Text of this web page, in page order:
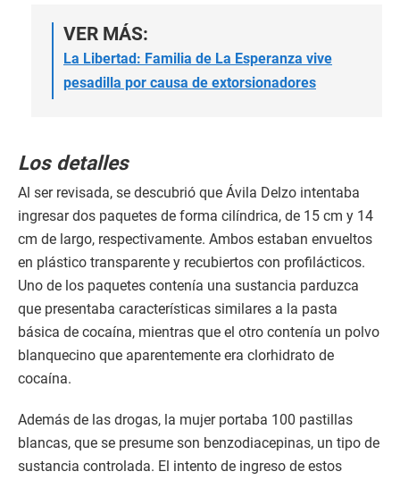
VER MÁS:
La Libertad: Familia de La Esperanza vive
pesadilla por causa de extorsionadores
Los detalles
Al ser revisada, se descubrió que Ávila Delzo intentaba
ingresar dos paquetes de forma cilíndrica, de 15 cm y 14
cm de largo, respectivamente. Ambos estaban envueltos
en plástico transparente y recubiertos con profilácticos.
Uno de los paquetes contenía una sustancia parduzca
que presentaba características similares a la pasta
básica de cocaína, mientras que el otro contenía un polvo
blanquecino que aparentemente era clorhidrato de
cocaína.
Además de las drogas, la mujer portaba 100 pastillas
blancas, que se presume son benzodiacepinas, un tipo de
sustancia controlada. El intento de ingreso de estos